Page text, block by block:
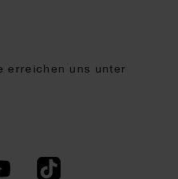
erreichen uns unter
YouTubeTikTok